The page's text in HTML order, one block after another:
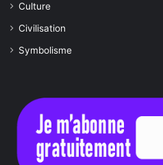
Culture
Civilisation
Symbolisme